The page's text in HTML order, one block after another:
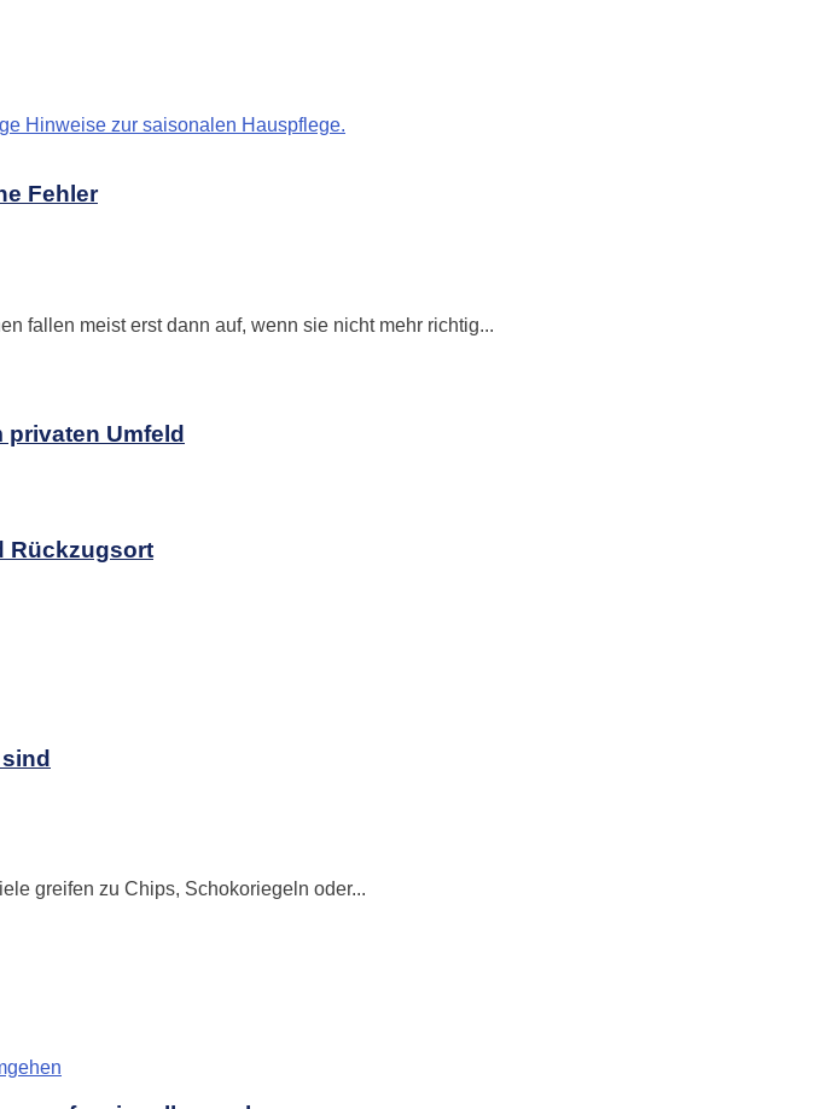
Fehler
fallen meist erst dann auf, wenn sie nicht mehr richtig...
Umfeld
Rückzugsort
greifen zu Chips, Schokoriegeln oder...